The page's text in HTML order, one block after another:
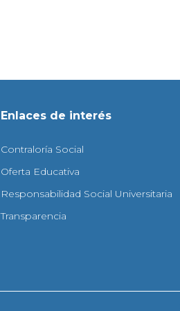
Enlaces de interés
Contraloría Social
Oferta Educativa
Responsabilidad Social Universitaria
Transparencia